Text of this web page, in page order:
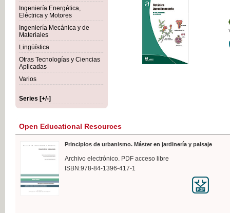
Ingeniería Energética,
Eléctrica y Motores
Ingeniería Mecánica y de
Materiales
Lingüística
Otras Tecnologías y Ciencias
Aplicadas
Varios
Series [+/-]
VAT
Open Educational Resources
Principios de urbanismo. Máster en jardinería y paisaje
Archivo electrónico. PDF acceso libre
ISBN:978-84-1396-417-1